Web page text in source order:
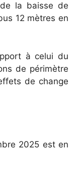
la baisse de
12 mètres en
à celui du
de périmètre
de change
2025 est en